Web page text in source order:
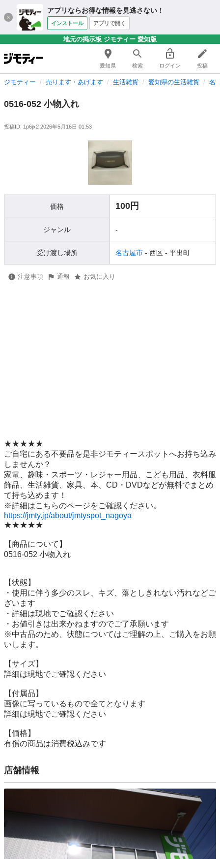
アプリならお得な情報を見逃さない！
インストール アプリで開く
地元の掲示板 ジモティー 愛知版
愛知県 検索 ログイン 投稿
ジモティー 売ります・あげます 生活雑貨 愛知県の生活雑貨 名
0516-052 小物入れ
投稿ID: 1p6jx2 2026年5月16日 01:53
価格 100円
ジャンル -
受け渡し場所 名古屋市 - 西区 - 平出町
注意事項 通報 お気に入り
★★★★★
ご自宅にある不要品を是非ジモティースポットへお持ち込み
しませんか？
家電、趣味・スポーツ・レジャー用品、こども用品、衣料服
飾品、生活雑貨、家具、本、CD・DVDなどが無料でまとめ
て持ち込めます！
https://jmty.jp/about/jmtyspot_nagoya
★★★★★
【商品について】
0516-052 小物入れ
【状態】
・使用に伴う多少のスレ、キズ、落としきれない汚れなどご
ざいます
・詳細は現地でご確認ください
・お値引きは出来かねますのでご了承願います
※中古品のため、状態についてはご理解の上、ご購入をお願
いします。
【サイズ】
詳細は現地でご確認ください
【付属品】
画像に写っているもので全てとなります
詳細は現地でご確認ください
【価格】
有償の商品は消費税込みです
店舗情報